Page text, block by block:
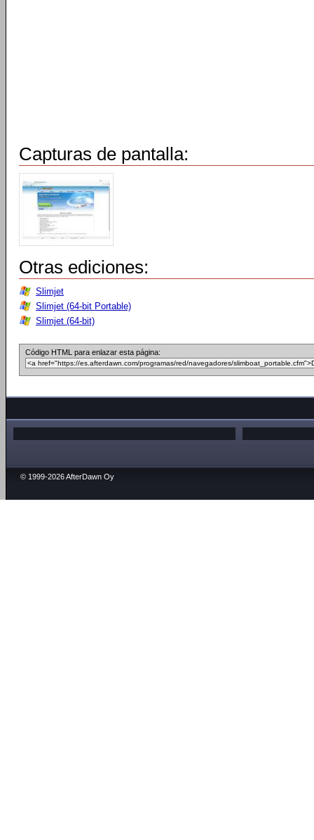
Capturas de pantalla:
Otras ediciones:
Slimjet
Slimjet (64-bit Portable)
Slimjet (64-bit)
Código HTML para enlazar esta página:
© 1999-2026 AfterDawn Oy